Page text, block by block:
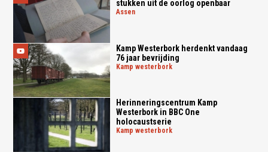
stukken uit de oorlog openbaar
assen
Kamp Westerbork herdenkt vandaag
76 jaar bevrijding
kamp westerbork
Herinneringscentrum Kamp
Westerbork in BBC One
holocaustserie
kamp westerbork